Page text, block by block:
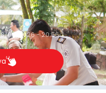
06/2026 - 20:56